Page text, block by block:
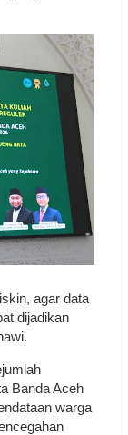
agar data
dijadikan
Banda Aceh
warga